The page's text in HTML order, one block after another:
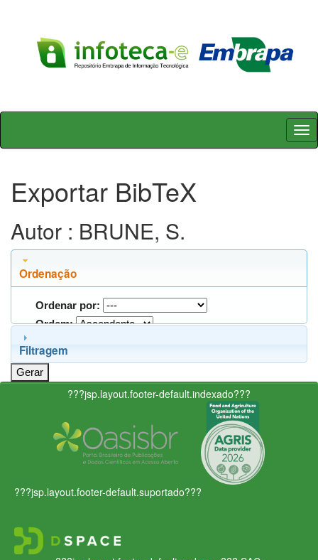
Skip
Exportar BibTeX
Autor : BRUNE, S.
Ordenação
Ordenar por:
Ordem:
Filtragem
???jsp.layout.footer-default.indexado???
???jsp.layout.footer-default.suportado???